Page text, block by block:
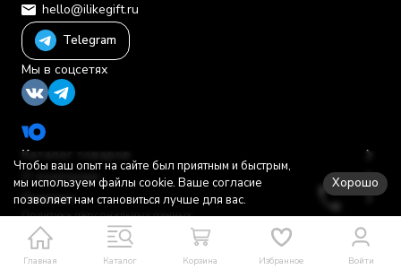
Главная Каталог Корзина Избранное Войти
hello@ilikegift.ru
Telegram
Мы в соцсетях
Каталог товаров
О компании
Помощь
Политика персональных данных
© 2012-2026 ООО "Первая торговая компания"
Чтобы ваш опыт на сайте был приятным и быстрым,
мы используем файлы cookie. Ваше согласие
позволяет нам становиться лучше для вас.
Хорошо